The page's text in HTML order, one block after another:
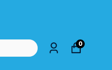
0